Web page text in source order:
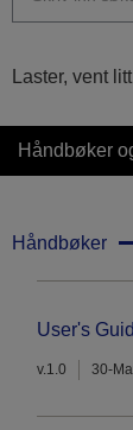
Laster, vent
Håndbøker
Håndbøker
User's
v.1.0 30-